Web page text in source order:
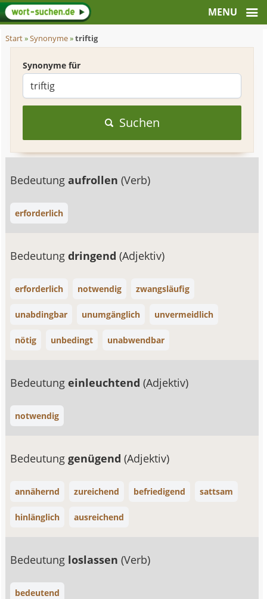
Start»Synonyme»triftig
Synonyme für
Suchen
Bedeutungaufrollen(Verb)
erforderlich
Bedeutungdringend(Adjektiv)
erforderlich notwendig zwangsläufig
unabdingbar unumgänglich unvermeidlich
nötig unbedingt unabwendbar
Bedeutungeinleuchtend(Adjektiv)
notwendig
Bedeutunggenügend(Adjektiv)
annähernd zureichend befriedigend sattsam
hinlänglich ausreichend
Bedeutung loslassen(Verb)
bedeutend